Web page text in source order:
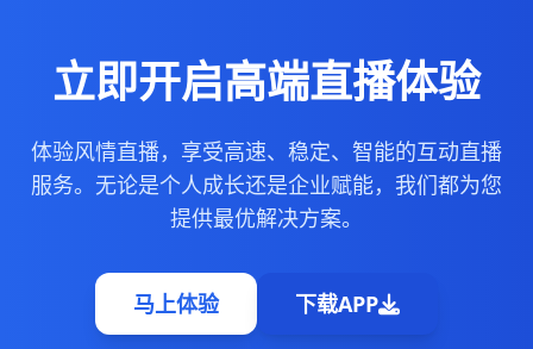
立即开启高端直播体验
体验风情直播，享受高速、稳定、智能的互动直播
服务。无论是个人成长还是企业赋能，我们都为您
提供最优解决方案。
马上体验 下载APP